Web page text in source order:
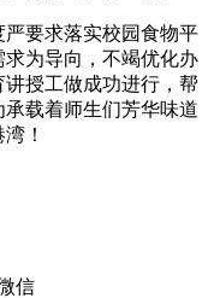
要求落实校园食物平
为导向，不竭优化办
授工做成功进行，帮
载着师生们芳华味道
！
信